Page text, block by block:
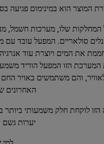
המוצר הוא במינימום פגיעה
המחלקות שלו, מערכות חשמל,
סולאריים. המפעל עובד עם
את המים ויוצרת עוד אנרגיה
המערכת הזו המפעל הוריד
והם משתמשים באויר החם
האחרונים
לוקחת חלק משמעותי ביותר
יערות גשם